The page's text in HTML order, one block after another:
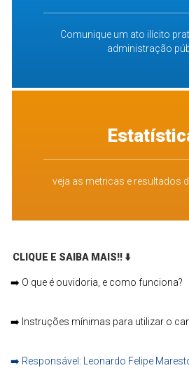
Comunique um ato ilícito
administração
veja as metricas e resultados
CLIQUE E SAIBA MAIS!! ⬇️
➡️ O que é ouvidoria, e como funciona?
➡️ Instruções mínimas para utilizar o
➡️ Responsável: Leonardo Felipe